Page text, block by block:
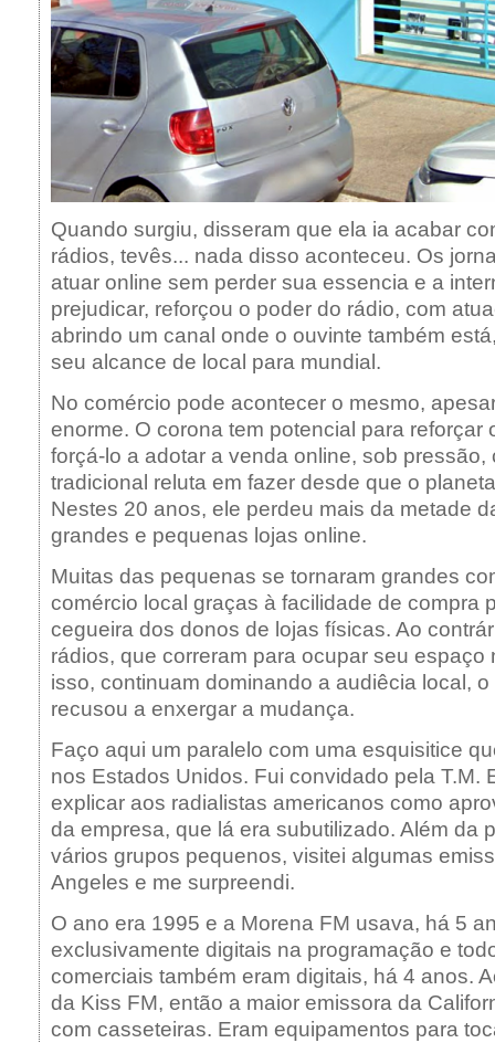
Quando surgiu, disseram que ela ia acabar
rádios, tevês... nada disso aconteceu. Os
atuar online sem perder sua essencia e a
prejudicar, reforçou o poder do rádio, com
abrindo um canal onde o ouvinte também
seu alcance de local para mundial.
No comércio pode acontecer o mesmo,
enorme. O corona tem potencial para reforçar
forçá-lo a adotar a venda online, sob pressão,
tradicional reluta em fazer desde que o
Nestes 20 anos, ele perdeu mais da metade
grandes e pequenas lojas online.
Muitas das pequenas se tornaram grandes
comércio local graças à facilidade de compra
cegueira dos donos de lojas físicas. Ao
rádios, que correram para ocupar seu espaço
isso, continuam dominando a audiêcia local,
recusou a enxergar a mudança.
Faço aqui um paralelo com uma esquisitice
nos Estados Unidos. Fui convidado pela T.M.
explicar aos radialistas americanos como
da empresa, que lá era subutilizado. Além da
vários grupos pequenos, visitei algumas
Angeles e me surpreendi.
O ano era 1995 e a Morena FM usava, há 5
exclusivamente digitais na programação e
comerciais também eram digitais, há 4 anos.
da Kiss FM, então a maior emissora da
com casseteiras. Eram equipamentos para